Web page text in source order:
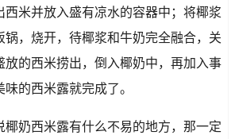
米并放入盛有凉水的容器中；将椰浆
，烧开，待椰浆和牛奶完全融合，关
放的西米捞出，倒入椰奶中，再加入事
的西米露就完成了。
奶西米露有什么不易的地方，那一定